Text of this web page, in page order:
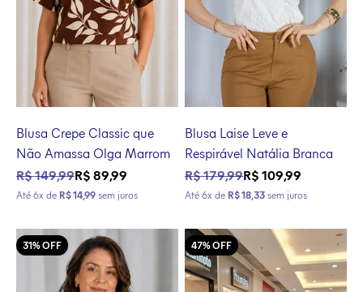
Blusa Crepe Classic que
Não Amassa Olga Marrom
Preço normal
R$ 149,99Preço promocional
R$ 89,99
Até 6x de R$ 14,99 sem juros
Blusa Laise Leve e
Respirável Natália Branca
Preço normal
R$ 179,99Preço promocional
R$ 109,99
Até 6x de R$ 18,33 sem juros
31% OFF 47% OFF